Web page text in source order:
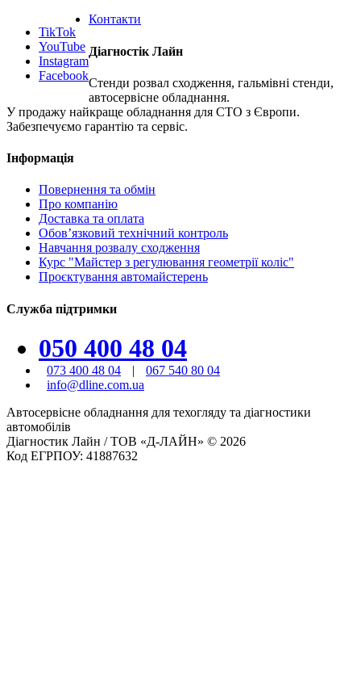
TikTok
YouTube
Instagram
Facebook
Контакти
Діагностік Лайн
Стенди розвал сходження, гальмівні стенди,
автосервісне обладнання.
У продажу найкраще обладнання для СТО з Європи.
Забезпечуємо гарантію та сервіс.
Інформація
Повернення та обмін
Про компанію
Доставка та оплата
Обов’язковий технічний контроль
Навчання розвалу сходження
Курс "Майстер з регулювання геометрії коліс"
Проєктування автомайстерень
Служба підтримки
050 400 48 04
073 400 48 04 |
067 540 80 04
info@dline.com.ua
Автосервісне обладнання для техогляду та діагностики
автомобілів
Діагностик Лайн / ТОВ «Д-ЛАЙН» © 2026
Код ЕГРПОУ: 41887632